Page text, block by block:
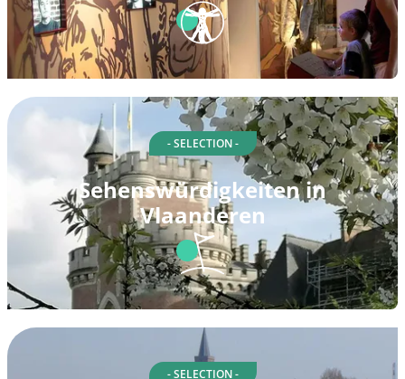
- SELECTION -
Sehenswürdigkeiten in
Vlaanderen
- SELECTION -